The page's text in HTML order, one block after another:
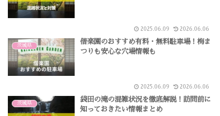
2025.06.09 2026.06.06
茨城県
偕楽園のおすすめ有料・無料駐車場！梅ま
つりも安心な穴場情報も
2025.06.09 2026.06.06
茨城県
袋田の滝の混雑状況を徹底解説！訪問前に
知っておきたい情報まとめ